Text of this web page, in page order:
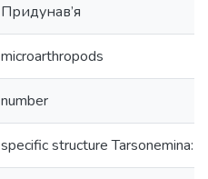
Придунав’я
microarthropods
number
specific structure Tarsonemina: